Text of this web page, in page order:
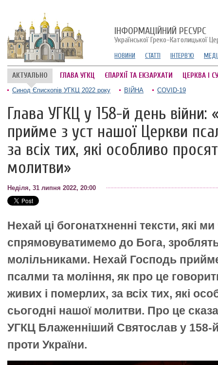
ІНФОРМАЦІЙНИЙ РЕСУРС
Української Греко-Католицької
НОВИНИ СТАТТІ ІНТЕРВ'Ю
АКТУАЛЬНО ГЛАВА УГКЦ ЄПАРХІЇ ТА ЕКЗАРХАТИ ЦЕРКВА І
Синод Єпископів УГКЦ 2022 року ВІЙНА COVID-19
Глава УГКЦ у 158-й день війни:
прийме з уст нашої Церкви
за всіх тих, які особливо
молитви»
Неділя, 31 липня 2022, 20:00
Нехай ці богонатхненні тексти, які
спрямовуватимемо до Бога,
молільниками. Нехай Господь
псалми та моління, як про це
живих і померлих, за всіх тих, які
сьогодні нашої молитви. Про це
УГКЦ Блаженніший Святослав у 158-й
проти України.